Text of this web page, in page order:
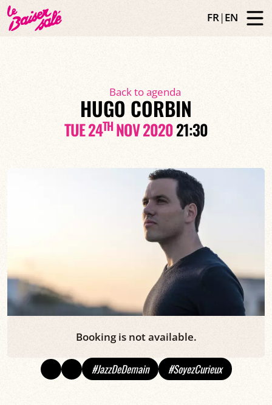
FR|EN
Back to agenda
HUGO CORBIN
TUE 24THNOV 202021:30
Booking is not available.
#JazzDeDemain #SoyezCurieux